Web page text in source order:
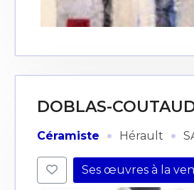
DOBLAS-
Céramiste · Hérault ·
Ses œuvres à la